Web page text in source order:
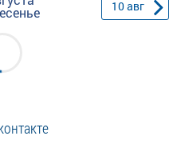
10авг